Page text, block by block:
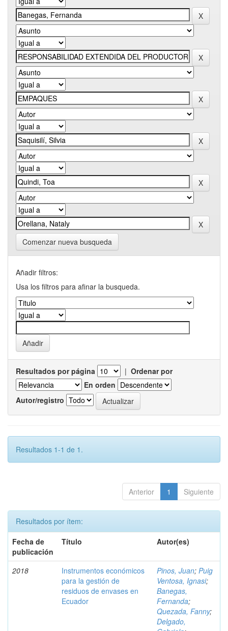
Comenzar nueva busqueda
Añadir filtros:
Usa los filtros para afinar la busqueda.
Resultados por página | Ordenar por
En orden
Autor/registro
Resultados 1-1 de 1.
Anterior 1 Siguiente
Resultados por ítem:
Fecha de
publicación
Título Autor(es)
2018
Instrumentos económicos
para la gestión de
residuos de envases en
Ecuador
Pinos, Juan; Puig
Ventosa, Ignasi;
Banegas,
Fernanda;
Quezada, Fanny;
Delgado,